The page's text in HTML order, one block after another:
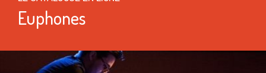
Euphones